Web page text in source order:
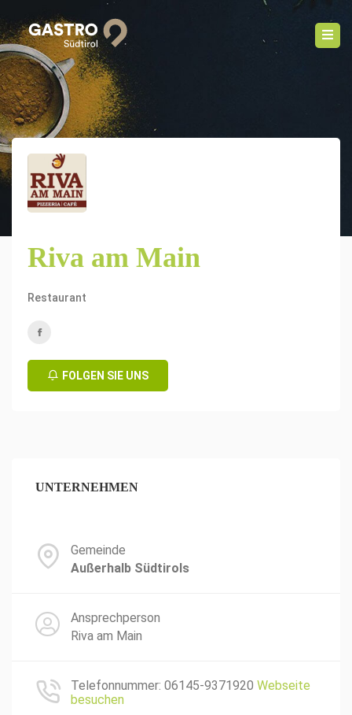
Riva am Main
Restaurant
FOLGEN SIE UNS
UNTERNEHMEN
Gemeinde
Außerhalb Südtirols
Ansprechperson
Riva am Main
Telefonnummer: 06145-9371920 Webseite
besuchen